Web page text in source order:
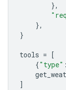
},
},
}
tools =
[
{"type" :
]